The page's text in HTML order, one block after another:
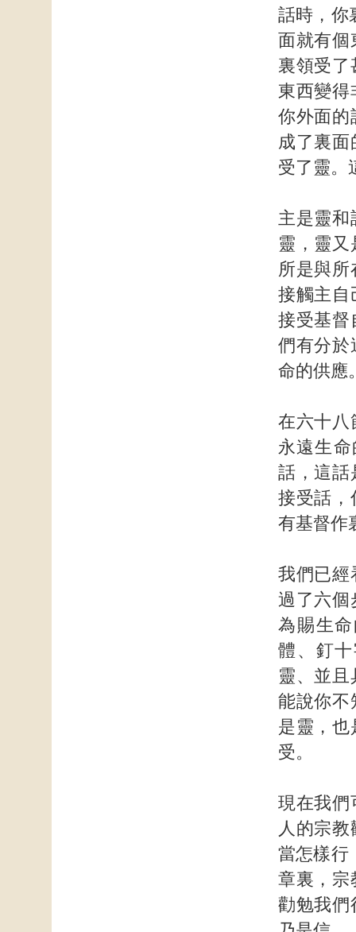
話時，你
面就有個
裏領受了
東西變得
你外面的
成了裏面
受了靈。
主是靈和
靈，靈
所是與
接觸主自
接受基督
們有分於
命的供應
在六十八
永遠生
話，這話
接受話，
有基督作
我們已經
過了六個
為賜生
體、釘
靈、並
能說你不
是靈，也
受。
現在我們
人的宗
當怎樣行
章裏，宗
勸勉我們